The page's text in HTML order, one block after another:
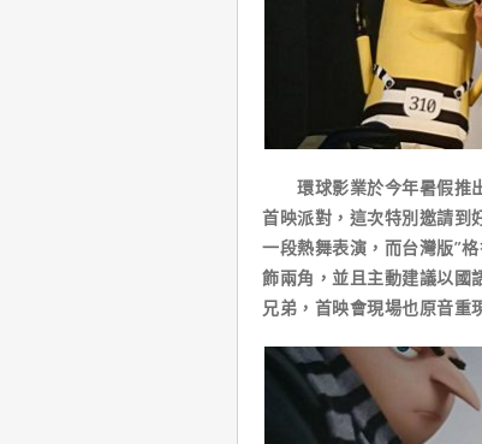
環球影業於今年暑假推出
首映派對，這次特別邀請到
一段熱舞表演，而台灣版”
飾兩角，並且主動建議以國
兄弟，首映會現場也原音重